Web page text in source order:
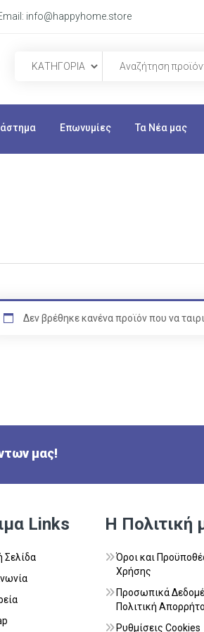
info@happyhome.store
Επωνυμίες Τα Νέα μας
Δεν βρέθηκε κανένα προϊόν που να
μας!
Links
Σελίδα
Η Πολιτική
Όροι και
Χρήσης
Προσωπικά
Πολιτική
Ρυθμίσεις Cookies